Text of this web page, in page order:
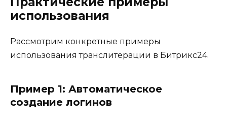
использования
Рассмотрим конкретные примеры
использования транслитерации в Битрикс24.
Пример 1: Автоматическое
создание логинов